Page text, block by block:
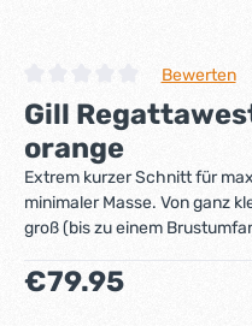
Durchschnittliche
Bewerten
Gill
orange
Extrem kurzer Schnitt für
minimaler Masse. Von ganz
groß (bis zu einem
Regulärer Preis:
€79.95